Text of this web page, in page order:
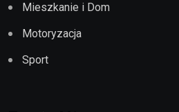
Mieszkanie i Dom
Motoryzacja
Sport